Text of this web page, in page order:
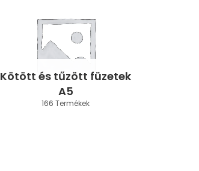
Kötött és tűzött füzetek
A5
166 Termékek